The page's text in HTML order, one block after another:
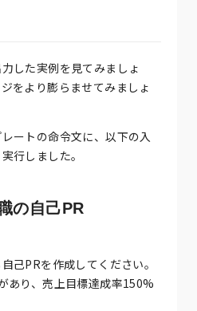
した実例を見てみましょ
をより膨らませてみましょ
ートの命令文に、以下の入
行しました。
の自己PR
己PRを作成してください。
あり、売上目標達成率150%